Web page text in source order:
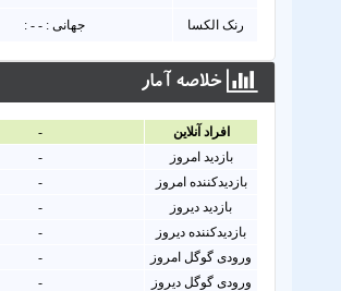
رنک الکسا جهانی : - - :
خلاصه آمار
افراد آنلاين
-
بازدید امروز
-
بازدیدکننده امروز
-
بازدید دیروز
-
بازدیدکننده دیروز
-
ورودی گوگل امروز
-
ورودی گوگل دیروز
-